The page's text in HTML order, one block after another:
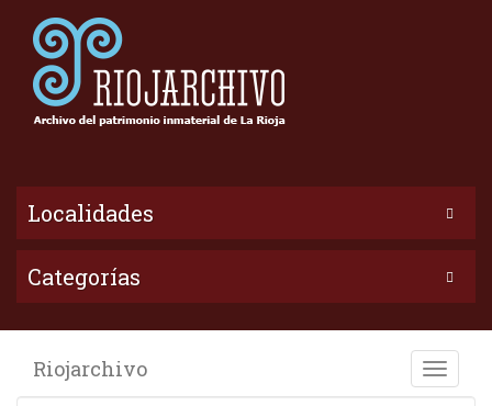
Localidades
Categorías
Toggle
Riojarchivo